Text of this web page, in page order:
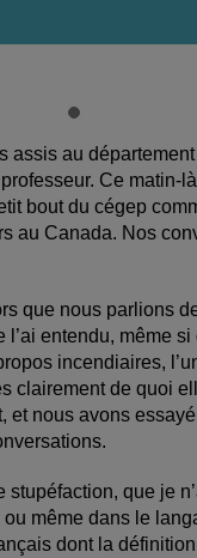
assis au
Ce
bout du cégep
au ­Canada. Nos
que nous parlions
entendu, même
incendiaires,
clairement de quoi
nous avons
que je
même dans le
dont la